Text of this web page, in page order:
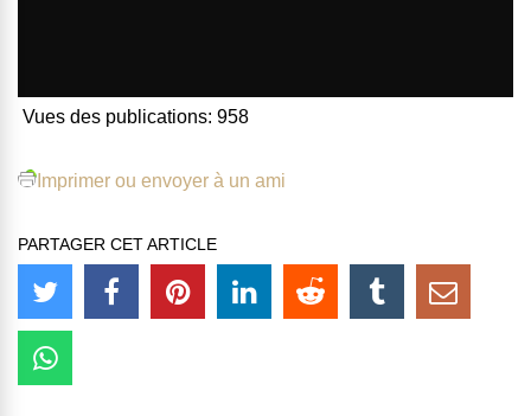
Vues des publications: 958
Imprimer ou envoyer à un ami
PARTAGER CET ARTICLE